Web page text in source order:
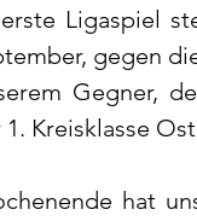
Ligaspiel
gegen
Gegner,
1. Kreisklasse
hat